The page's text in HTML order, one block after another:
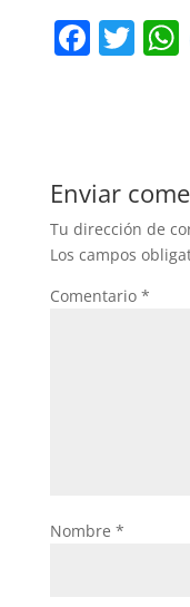
F
b
o
o
k
T
Enviar
Tu dirección de
Los campos
Comentario *
Nombre *